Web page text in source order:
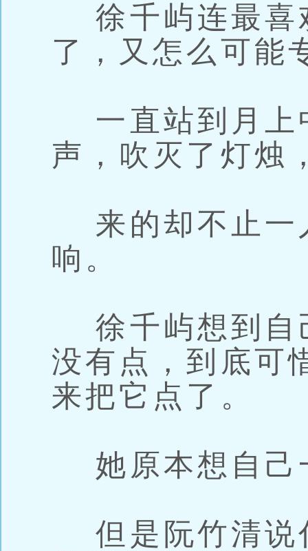
徐千屿连最喜
了，又怎么可能
一直站到月上
声，吹灭了灯烛
来的却不止一
响。
徐千屿想到自
没有点，到底可
来把它点了。
她原本想自己
但是阮竹清说